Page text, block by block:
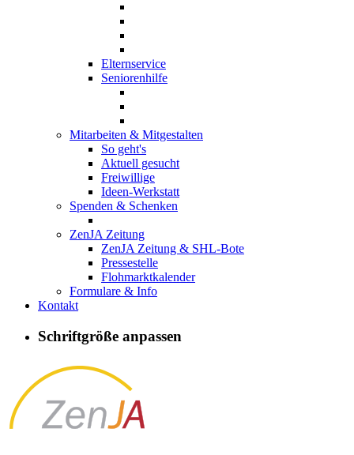
Elternservice
Seniorenhilfe
Mitarbeiten & Mitgestalten
So geht's
Aktuell gesucht
Freiwillige
Ideen-Werkstatt
Spenden & Schenken
ZenJA Zeitung
ZenJA Zeitung & SHL-Bote
Pressestelle
Flohmarktkalender
Formulare & Info
Kontakt
Schriftgröße anpassen